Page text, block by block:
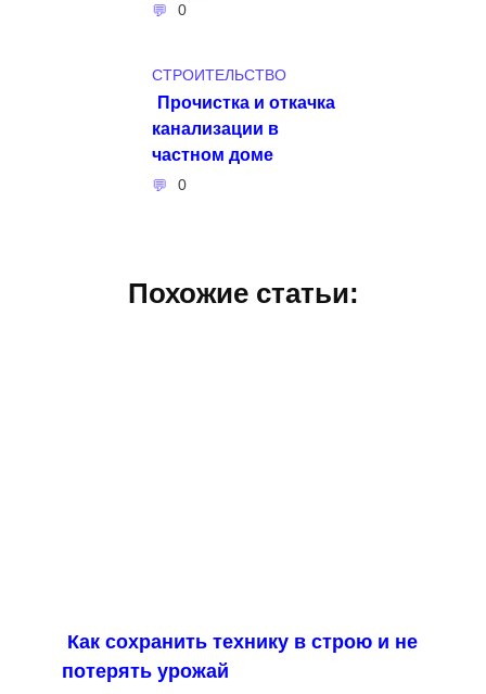
0
СТРОИТЕЛЬСТВО
Прочистка и откачка
канализации в
частном доме
0
Похожие статьи:
Как сохранить технику в строю и не
потерять урожай